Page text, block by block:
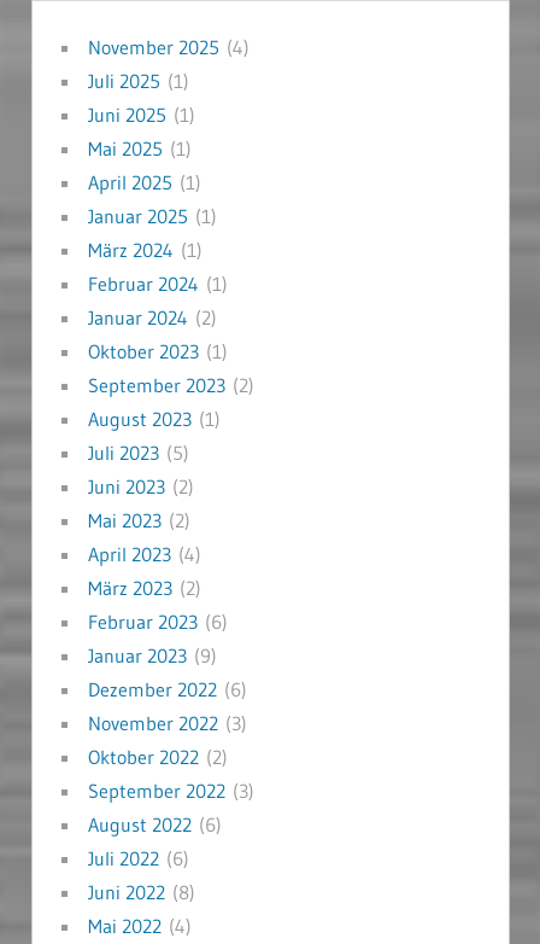
November 2025 (4)
Juli 2025 (1)
Juni 2025 (1)
Mai 2025 (1)
April 2025 (1)
Januar 2025 (1)
März 2024 (1)
Februar 2024 (1)
Januar 2024 (2)
Oktober 2023(1)
September 2023(2)
August 2023(1)
Juli 2023(5)
Juni 2023(2)
Mai 2023(2)
April 2023(4)
März 2023(2)
Februar 2023(6)
Januar 2023(9)
Dezember 2022(6)
November 2022(3)
Oktober 2022(2)
September 2022(3)
August 2022(6)
Juli 2022(6)
Juni 2022(8)
Mai 2022(4)